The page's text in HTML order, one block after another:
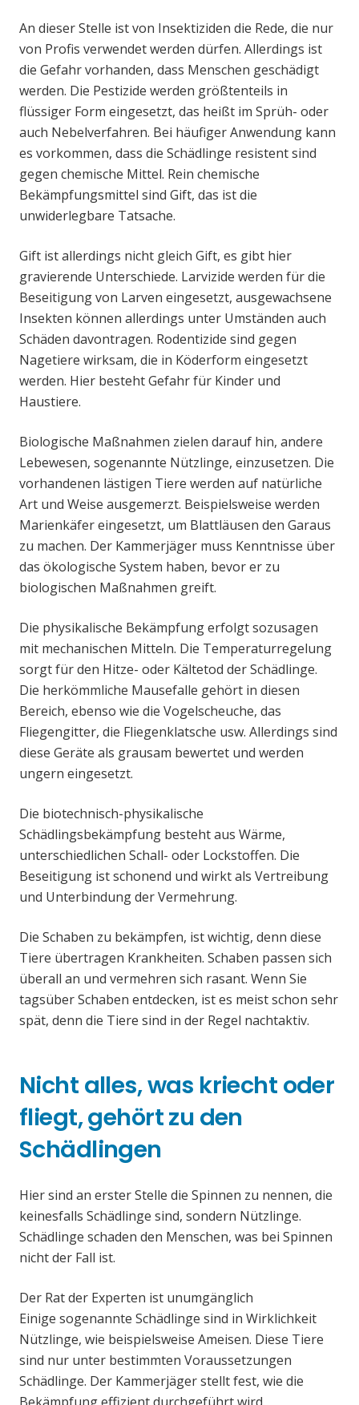
An dieser Stelle ist von Insektiziden die Rede, die nur
von Profis verwendet werden dürfen. Allerdings ist
die Gefahr vorhanden, dass Menschen geschädigt
werden. Die Pestizide werden größtenteils in
flüssiger Form eingesetzt, das heißt im Sprüh- oder
auch Nebelverfahren. Bei häufiger Anwendung kann
es vorkommen, dass die Schädlinge resistent sind
gegen chemische Mittel. Rein chemische
Bekämpfungsmittel sind Gift, das ist die
unwiderlegbare Tatsache.
Gift ist allerdings nicht gleich Gift, es gibt hier
gravierende Unterschiede. Larvizide werden für die
Beseitigung von Larven eingesetzt, ausgewachsene
Insekten können allerdings unter Umständen auch
Schäden davontragen. Rodentizide sind gegen
Nagetiere wirksam, die in Köderform eingesetzt
werden. Hier besteht Gefahr für Kinder und
Haustiere.
Biologische Maßnahmen zielen darauf hin, andere
Lebewesen, sogenannte Nützlinge, einzusetzen. Die
vorhandenen lästigen Tiere werden auf natürliche
Art und Weise ausgemerzt. Beispielsweise werden
Marienkäfer eingesetzt, um Blattläusen den Garaus
zu machen. Der Kammerjäger muss Kenntnisse über
das ökologische System haben, bevor er zu
biologischen Maßnahmen greift.
Die physikalische Bekämpfung erfolgt sozusagen
mit mechanischen Mitteln. Die Temperaturregelung
sorgt für den Hitze- oder Kältetod der Schädlinge.
Die herkömmliche Mausefalle gehört in diesen
Bereich, ebenso wie die Vogelscheuche, das
Fliegengitter, die Fliegenklatsche usw. Allerdings sind
diese Geräte als grausam bewertet und werden
ungern eingesetzt.
Die biotechnisch-physikalische
Schädlingsbekämpfung besteht aus Wärme,
unterschiedlichen Schall- oder Lockstoffen. Die
Beseitigung ist schonend und wirkt als Vertreibung
und Unterbindung der Vermehrung.
Die Schaben zu bekämpfen, ist wichtig, denn diese
Tiere übertragen Krankheiten. Schaben passen sich
überall an und vermehren sich rasant. Wenn Sie
tagsüber Schaben entdecken, ist es meist schon sehr
spät, denn die Tiere sind in der Regel nachtaktiv.
Nicht alles, was kriecht oder
fliegt, gehört zu den
Schädlingen
Hier sind an erster Stelle die Spinnen zu nennen, die
keinesfalls Schädlinge sind, sondern Nützlinge.
Schädlinge schaden den Menschen, was bei Spinnen
nicht der Fall ist.
Der Rat der Experten ist unumgänglich
Einige sogenannte Schädlinge sind in Wirklichkeit
Nützlinge, wie beispielsweise Ameisen. Diese Tiere
sind nur unter bestimmten Voraussetzungen
Schädlinge. Der Kammerjäger stellt fest, wie die